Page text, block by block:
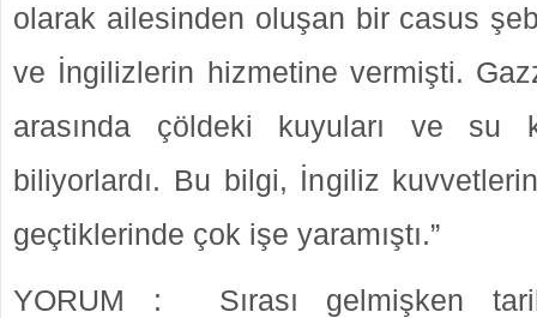
olarak ailesinden oluşan bir casus
ve İngilizlerin hizmetine vermişti.
arasında çöldeki kuyuları ve su
biliyorlardı. Bu bilgi, İngiliz
geçtiklerinde çok işe yaramıştı.”
YORUM : Sırası gelmişken